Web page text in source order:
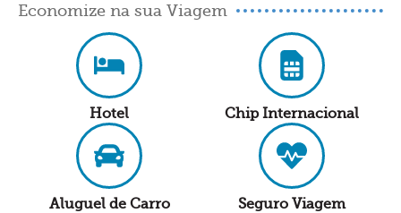
Economize na sua Viagem
Hotel Chip Internacional
Aluguel de Carro Seguro Viagem